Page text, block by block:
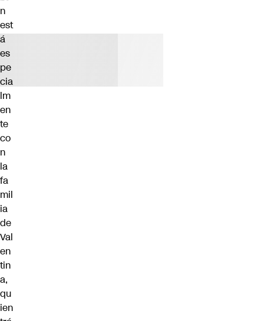
n
est
á
es
pe
cia
lm
en
te
co
n
la
fa
mil
ia
de
Val
en
tin
a,
qu
ien